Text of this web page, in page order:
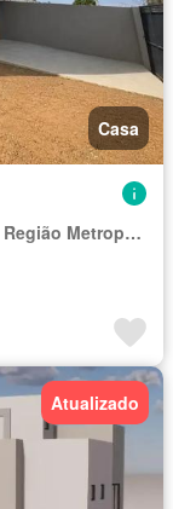
Casa
Região Geográfica Imediata de Curitiba, Região Metropolitana de Curitiba
Atualizado